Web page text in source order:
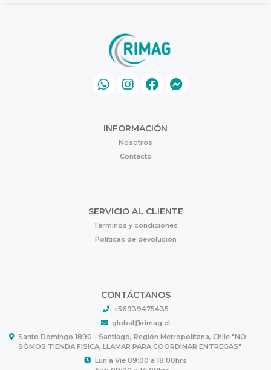
INFORMACIÓN
Nosotros
Contacto
SERVICIO AL CLIENTE
Términos y condiciones
Políticas de devolución
CONTÁCTANOS
+56939475435
global@rimag.cl
Santo Domingo 1890 - Santiago, Región Metropolitana, Chile "NO
SÓMOS TIENDA FISICA, LLAMAR PARA COORDINAR ENTREGAS"
Lun a Vie 09:00 a 18:00hrs